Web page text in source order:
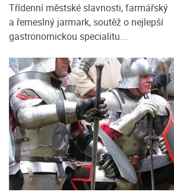
Třídenní městské slavnosti, farmářský
a řemeslný jarmark, soutěž o nejlepší
gastronomickou specialitu...